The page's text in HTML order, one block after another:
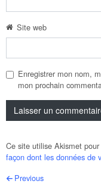
Site web
Enregistrer mon nom,
mon prochain
Ce site utilise Akismet
façon dont les données de
Post
Previous